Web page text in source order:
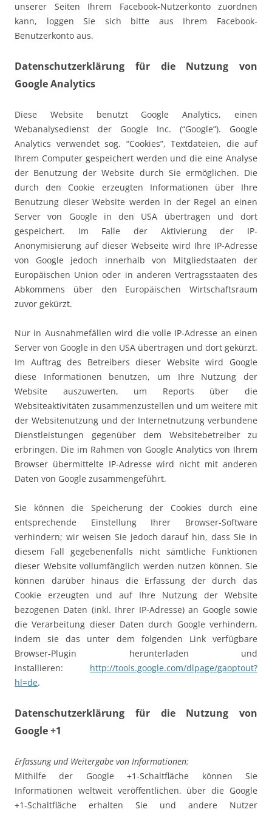
unserer Seiten Ihrem Facebook-Nutzerkonto zuordnen
kann, loggen Sie sich bitte aus Ihrem Facebook-
Benutzerkonto aus.
Datenschutzerklärung für die Nutzung von
Google Analytics
Diese Website benutzt Google Analytics, einen
Webanalysedienst der Google Inc. (“Google”). Google
Analytics verwendet sog. “Cookies”, Textdateien, die auf
Ihrem Computer gespeichert werden und die eine Analyse
der Benutzung der Website durch Sie ermöglichen. Die
durch den Cookie erzeugten Informationen über Ihre
Benutzung dieser Website werden in der Regel an einen
Server von Google in den USA übertragen und dort
gespeichert. Im Falle der Aktivierung der IP-
Anonymisierung auf dieser Webseite wird Ihre IP-Adresse
von Google jedoch innerhalb von Mitgliedstaaten der
Europäischen Union oder in anderen Vertragsstaaten des
Abkommens über den Europäischen Wirtschaftsraum
zuvor gekürzt.
Nur in Ausnahmefällen wird die volle IP-Adresse an einen
Server von Google in den USA übertragen und dort gekürzt.
Im Auftrag des Betreibers dieser Website wird Google
diese Informationen benutzen, um Ihre Nutzung der
Website auszuwerten, um Reports über die
Websiteaktivitäten zusammenzustellen und um weitere mit
der Websitenutzung und der Internetnutzung verbundene
Dienstleistungen gegenüber dem Websitebetreiber zu
erbringen. Die im Rahmen von Google Analytics von Ihrem
Browser übermittelte IP-Adresse wird nicht mit anderen
Daten von Google zusammengeführt.
Sie können die Speicherung der Cookies durch eine
entsprechende Einstellung Ihrer Browser-Software
verhindern; wir weisen Sie jedoch darauf hin, dass Sie in
diesem Fall gegebenenfalls nicht sämtliche Funktionen
dieser Website vollumfänglich werden nutzen können. Sie
können darüber hinaus die Erfassung der durch das
Cookie erzeugten und auf Ihre Nutzung der Website
bezogenen Daten (inkl. Ihrer IP-Adresse) an Google sowie
die Verarbeitung dieser Daten durch Google verhindern,
indem sie das unter dem folgenden Link verfügbare
Browser-Plugin herunterladen und
installieren: http://tools.google.com/dlpage/gaoptout?
hl=de.
Datenschutzerklärung für die Nutzung von
Google +1
Erfassung und Weitergabe von Informationen:
Mithilfe der Google +1-Schaltfläche können Sie
Informationen weltweit veröffentlichen. über die Google
+1-Schaltfläche erhalten Sie und andere Nutzer